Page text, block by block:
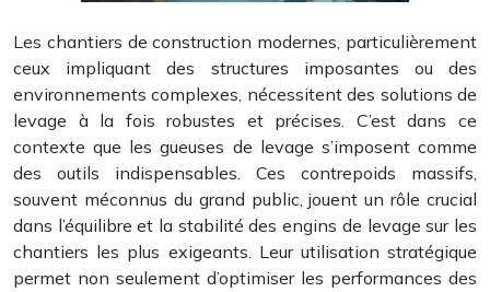
Les chantiers de construction modernes, particulièrement
ceux impliquant des structures imposantes ou des
environnements complexes, nécessitent des solutions de
levage à la fois robustes et précises. C’est dans ce
contexte que les gueuses de levage s’imposent comme
des outils indispensables. Ces contrepoids massifs,
souvent méconnus du grand public, jouent un rôle crucial
dans l’équilibre et la stabilité des engins de levage sur les
chantiers les plus exigeants. Leur utilisation stratégique
permet non seulement d’optimiser les performances des